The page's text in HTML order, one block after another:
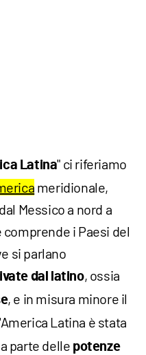
Latina" ci riferiamo
meridionale,
Messico a nord a
comprende i Paesi del
si parlano
dal latino, ossia
, e in misura minore il
Latina è stata
parte delle potenze